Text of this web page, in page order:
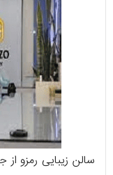
سالن زیبایی رمزو از